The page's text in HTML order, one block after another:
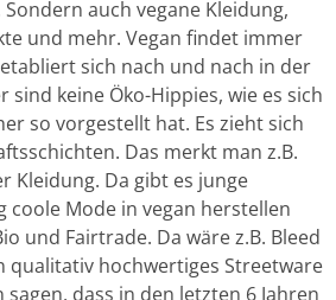
auch vegane Kleidung,
und mehr. Vegan findet immer
sich nach und nach in der
sind keine Öko-Hippies, wie es sich
so vorgestellt hat. Es zieht sich
Das merkt man z.B.
Kleidung. Da gibt es junge
coole Mode in vegan herstellen
und Fairtrade. Da wäre z.B. Bleed
qualitativ hochwertiges Streetware
sagen, dass in den letzten 6 Jahren